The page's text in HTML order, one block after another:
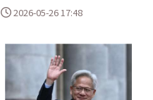
2026-05-26 17:48